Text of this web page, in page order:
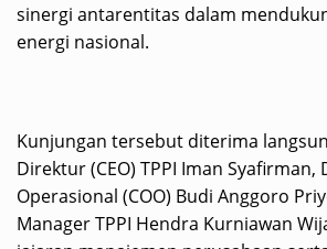
sinergi antarentitas dalam
energi nasional.
Kunjungan tersebut diterima
Direktur (CEO) TPPI Iman Syafirman,
Operasional (COO) Budi Anggoro
Manager TPPI Hendra Kurniawan